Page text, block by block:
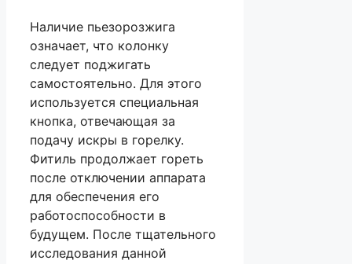
Наличие пьезорозжига
означает, что колонку
следует поджигать
самостоятельно. Для этого
используется специальная
кнопка, отвечающая за
подачу искры в горелку.
Фитиль продолжает гореть
после отключении аппарата
для обеспечения его
работоспособности в
будущем. После тщательного
исследования данной